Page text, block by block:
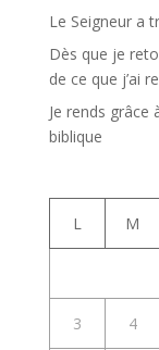
Le Seigneur a
Dès que je
de ce que j’ai
Je rends grâce
biblique
L M
3 4